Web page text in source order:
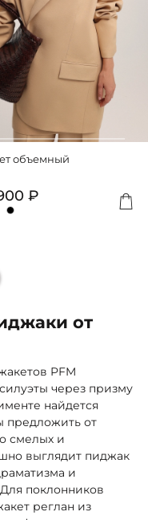
объемный
₽
от
PFM
через призму
найдется
предложить от
смелых и
выглядит пиджак
и
поклонников
реглан из